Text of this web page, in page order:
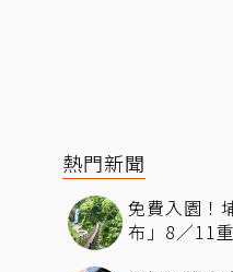
熱門新聞
免費入園！
布」8／11